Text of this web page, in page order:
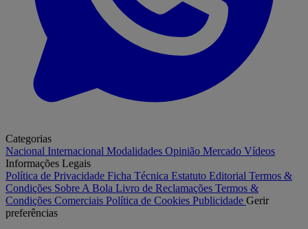
Categorias
Nacional Internacional Modalidades Opinião Mercado Vídeos
Informações Legais
Política de Privacidade Ficha Técnica Estatuto Editorial Termos &
Condições Sobre A Bola Livro de Reclamações Termos &
Condições Comerciais Política de Cookies Publicidade Gerir
preferências